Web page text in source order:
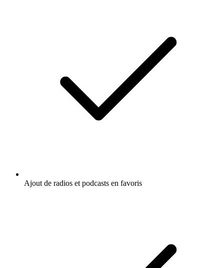
Ajout de radios et podcasts en favoris